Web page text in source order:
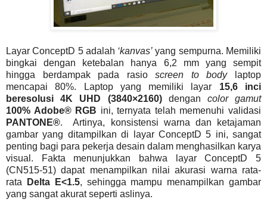
Layar ConceptD 5 adalah ‘kanvas’ yang sempurna. Memiliki
bingkai dengan ketebalan hanya 6,2 mm yang sempit
hingga berdampak pada rasioscreen to bodylaptop
mencapai 80%. Laptop yang memiliki layar 15,6 inci
beresolusi 4K UHD (3840×2160)dengan color gamut
100% Adobe® RGB ini, ternyata telah memenuhi validasi
PANTONE®. Artinya, konsistensi warna dan ketajaman
gambar yang ditampilkan di layar ConceptD 5 ini, sangat
penting bagi para pekerja desain dalam menghasilkan karya
visual. Fakta menunjukkan bahwa layar ConceptD 5
(CN515-51) dapat menampilkan nilai akurasi warna rata-
rata
Delta E<1.5, sehingga mampu menampilkan gambar
yang sangat akurat seperti aslinya.